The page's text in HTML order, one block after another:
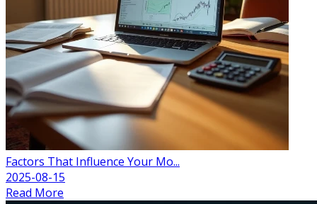
Factors That Influence Your Mo...
2025-08-15
Read More